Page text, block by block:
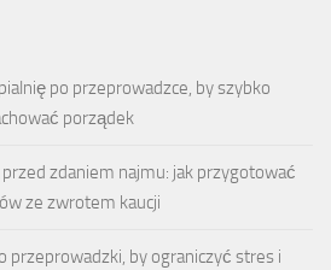
po przeprowadzce, by szybko
porządek
zdaniem najmu: jak przygotować
ze zwrotem kaucji
przeprowadzki, by ograniczyć stres i